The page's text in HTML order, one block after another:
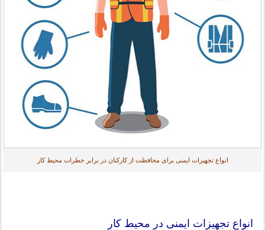
انواع تجهیزات ایمنی برای محافظت از کارکنان در برابر خطرات محیط کار
انواع تجهیزات ایمنی در محیط کار